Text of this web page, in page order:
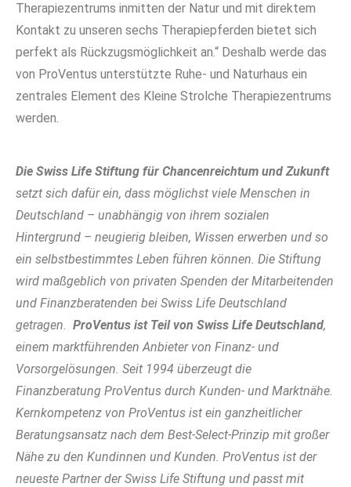
Therapiezentrums inmitten der Natur und mit direktem
Kontakt zu unseren sechs Therapiepferden bietet sich
perfekt als Rückzugsmöglichkeit an.“ Deshalb werde das
von ProVentus unterstützte Ruhe- und Naturhaus ein
zentrales Element des Kleine Strolche Therapiezentrums
werden.
Die Swiss Life Stiftung für Chancenreichtum und Zukunft
setzt sich dafür ein, dass möglichst viele Menschen in
Deutschland – unabhängig von ihrem sozialen
Hintergrund – neugierig bleiben, Wissen erwerben und so
ein selbstbestimmtes Leben führen können. Die Stiftung
wird maßgeblich von privaten Spenden der Mitarbeitenden
und Finanzberatenden bei Swiss Life Deutschland
getragen. ProVentus ist Teil von Swiss Life Deutschland,
einem marktführenden Anbieter von Finanz- und
Vorsorgelösungen. Seit 1994 überzeugt die
Finanzberatung ProVentus durch Kunden- und Marktnähe.
Kernkompetenz von ProVentus ist ein ganzheitlicher
Beratungsansatz nach dem Best-Select-Prinzip mit großer
Nähe zu den Kundinnen und Kunden. ProVentus ist der
neueste Partner der Swiss Life Stiftung und passt mit